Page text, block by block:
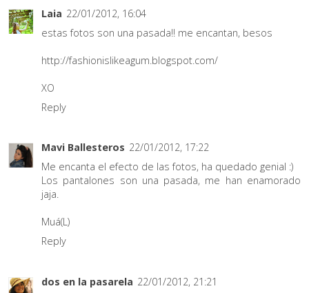
Laia 22/01/2012, 16:04
estas fotos son una pasada!! me encantan, besos
http://fashionislikeagum.blogspot.com/
XO
Reply
Mavi Ballesteros 22/01/2012, 17:22
Me encanta el efecto de las fotos, ha quedado genial :)
Los pantalones son una pasada, me han enamorado
jaja.
Muá(L)
Reply
dos en la pasarela 22/01/2012, 21:21